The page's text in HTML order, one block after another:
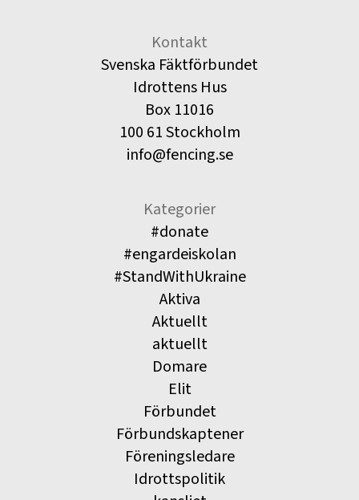
Kontakt
Svenska Fäktförbundet
Idrottens Hus
Box 11016
100 61 Stockholm
info@fencing.se
Kategorier
#donate
#engardeiskolan
#StandWithUkraine
Aktiva
Aktuellt
aktuellt
Domare
Elit
Förbundet
Förbundskaptener
Föreningsledare
Idrottspolitik